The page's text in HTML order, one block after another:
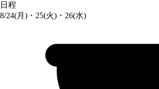
日程
8/24(月)・25(火)・26(水)